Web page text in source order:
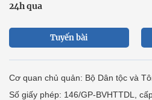
24h qua
Tuyến bài
Cơ quan chủ quản: Bộ Dân tộc và
Số giấy phép: 146/GP-BVHTTDL,